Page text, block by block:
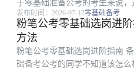
于零基础准备公考的考生来说
步，不少考生面对厚厚职位表无
的机会。本文是粉笔推出的零基
公考报考的零基础考...
发布时间：2026-07-12零基础备考
粉笔公考零基础选岗进
方法
粉笔公考零基础选岗进阶指南
础备考公考的同学不知道该怎么